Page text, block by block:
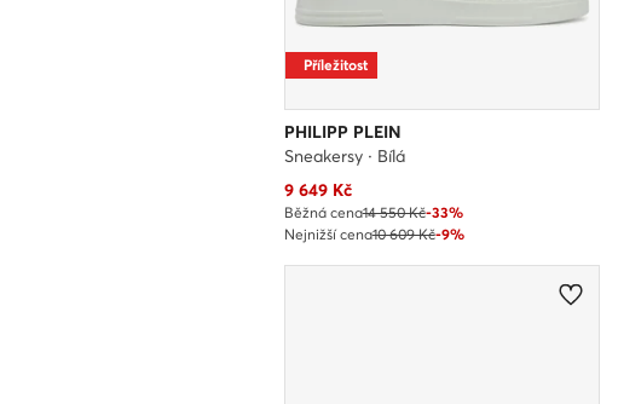
Příležitost
PHILIPP PLEIN
Sneakersy · Bílá
Aktuální cena
9 649Kč
Běžná cena14 550 Kč-33%
Nejnižší cena10 609 Kč-9%